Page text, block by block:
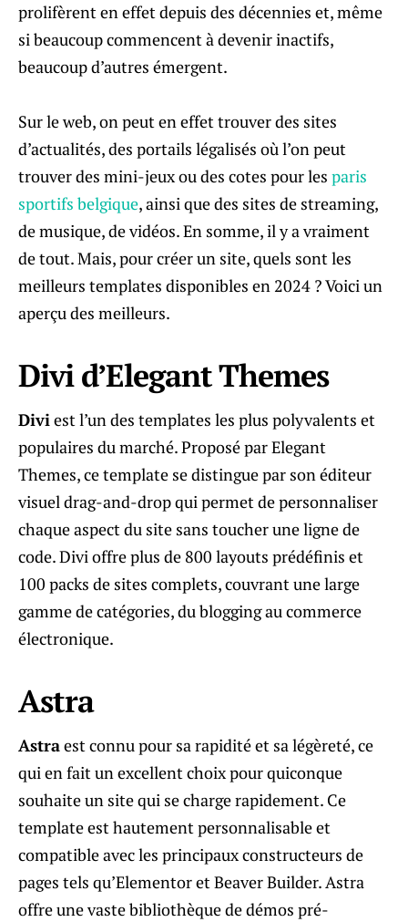
prolifèrent en effet depuis des décennies et, même
si beaucoup commencent à devenir inactifs,
beaucoup d’autres émergent.
Sur le web, on peut en effet trouver des sites
d’actualités, des portails légalisés où l’on peut
trouver des mini-jeux ou des cotes pour les paris
sportifs belgique, ainsi que des sites de streaming,
de musique, de vidéos. En somme, il y a vraiment
de tout. Mais, pour créer un site, quels sont les
meilleurs templates disponibles en 2024 ? Voici un
aperçu des meilleurs.
Divi d’Elegant Themes
Diviest l’un des templates les plus polyvalents et
populaires du marché. Proposé par Elegant
Themes, ce template se distingue par son éditeur
visuel drag-and-drop qui permet de personnaliser
chaque aspect du site sans toucher une ligne de
code. Divi offre plus de 800 layouts prédéfinis et
100 packs de sites complets, couvrant une large
gamme de catégories, du blogging au commerce
électronique.
Astra
Astraest connu pour sa rapidité et sa légèreté, ce
qui en fait un excellent choix pour quiconque
souhaite un site qui se charge rapidement. Ce
template est hautement personnalisable et
compatible avec les principaux constructeurs de
pages tels qu’Elementor et Beaver Builder. Astra
offre une vaste bibliothèque de démos pré-